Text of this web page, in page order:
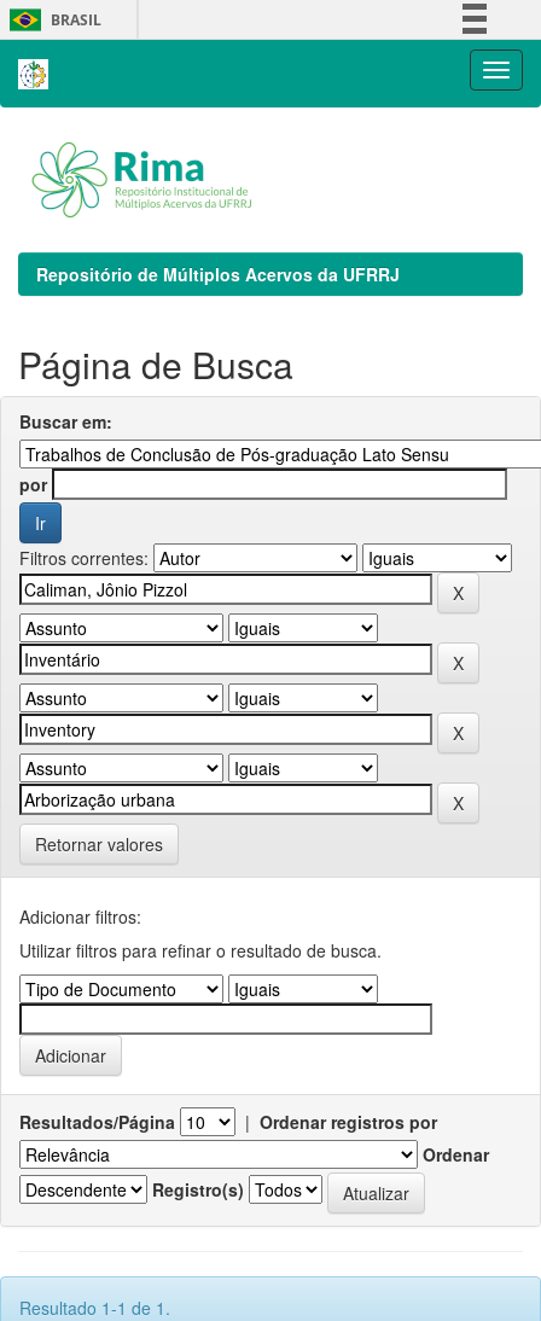
Skip
navigation
BRASIL
Repositório de Múltiplos Acervos da UFRRJ
Página de Busca
Buscar em:
por
Filtros correntes:
Retornar valores
Adicionar filtros:
Utilizar filtros para refinar o resultado de busca.
Resultados/Página | Ordenar registros por
Ordenar
Registro(s)
Resultado 1-1 de 1.